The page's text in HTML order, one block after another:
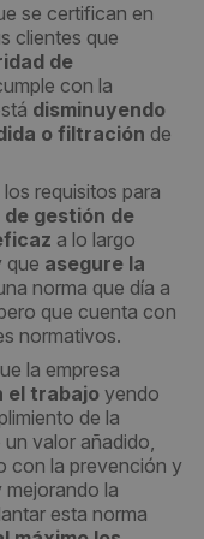
se certifican en
clientes que
de
con la
disminuyendo
o filtración de
requisitos para
gestión de
a lo largo
que asegure la
norma que día a
que cuenta con
normativos.
la empresa
el trabajo yendo
de la
valor añadido,
con la prevención y
mejorando la
esta norma